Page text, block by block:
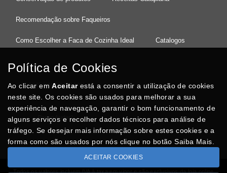
Recomendação sobre Faqueiros
Como Escolher a Faca de Cozinha Ideal Catalogos
37°08'27.5"N 8°32'13.9"W
Posso Ajudar?
Todos os valores incluem IVA à taxa em vigor e são exclusivos da loja online
Política de Cookies
Ao clicar emAceitarestá a consentir a utilização de cookies
neste site. Os cookies são usados para melhorar a sua
experiência de navegação, garantir o bom funcionamento de
alguns serviços e recolher dados técnicos para análise de
tráfego. Se desejar mais informação sobre estes cookies e a
forma como são usados por nós clique no botão Saiba Mais.
ACEITAR COOKIES